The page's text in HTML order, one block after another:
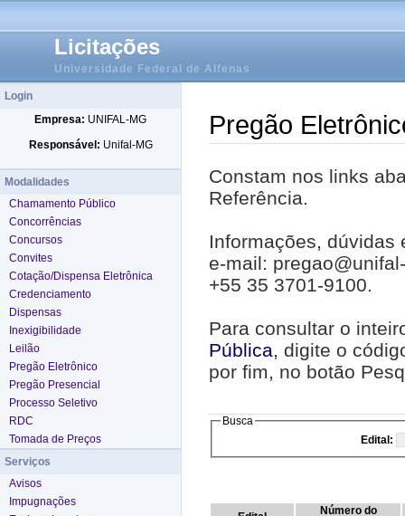
Licitações
Universidade Federal de Alfenas
Login
Empresa: UNIFAL-MG
Responsável: Unifal-MG
Modalidades
Chamamento Público
Concorrências
Concursos
Convites
Cotação/Dispensa Eletrônica
Credenciamento
Dispensas
Inexigibilidade
Leilão
Pregão Eletrônico
Pregão Presencial
Processo Seletivo
RDC
Tomada de Preços
Serviços
Avisos
Impugnações
Pregão
Constam nos links
Referência.
Informações, dúvidas
e-mail:
+55 35 3701-9100.
Para consultar o
Pública, digite o
por fim, no botão
Busca
Edital:
Número do